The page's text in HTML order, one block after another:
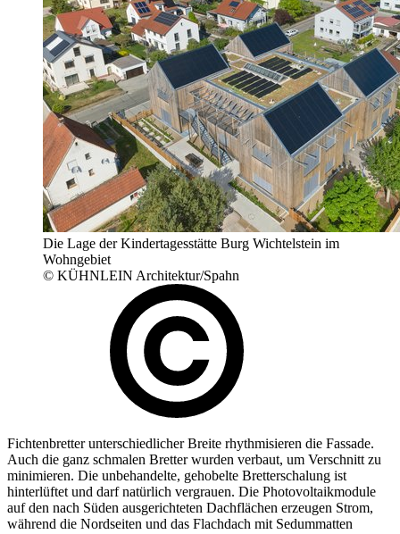
Die Lage der Kindertagesstätte Burg Wichtelstein im
Wohngebiet
© KÜHNLEIN Architektur/Spahn
Fichtenbretter unterschiedlicher Breite rhythmisieren die Fassade.
Auch die ganz schmalen Bretter wurden verbaut, um Verschnitt zu
minimieren. Die unbehandelte, gehobelte Bretterschalung ist
hinterlüftet und darf natürlich vergrauen. Die Photovoltaikmodule
auf den nach Süden ausgerichteten Dachflächen erzeugen Strom,
während die Nordseiten und das Flachdach mit Sedummatten